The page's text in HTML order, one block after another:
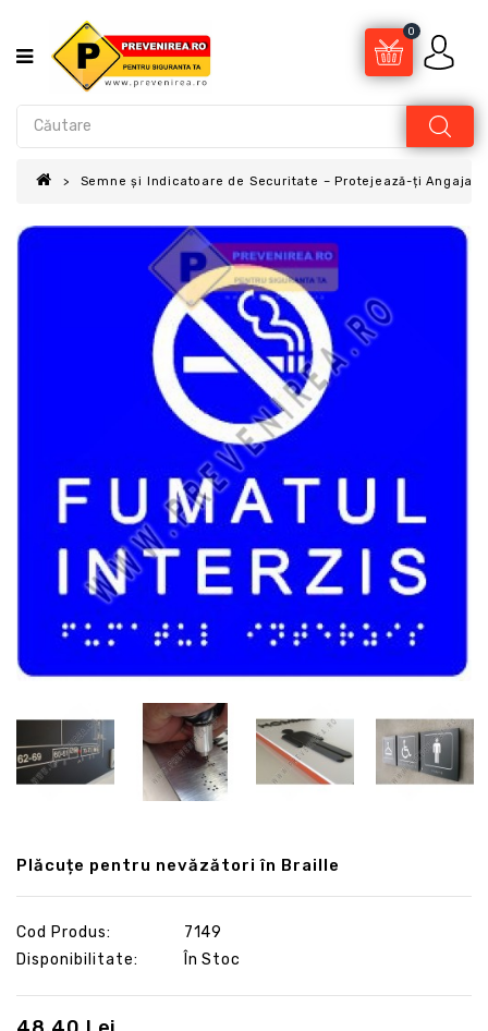
0
Semne și Indicatoare de Securitate – Protejează-ți
Plăcuțe pentru nevăzători în Braille
Cod Produs:
7149
Disponibilitate:
În Stoc